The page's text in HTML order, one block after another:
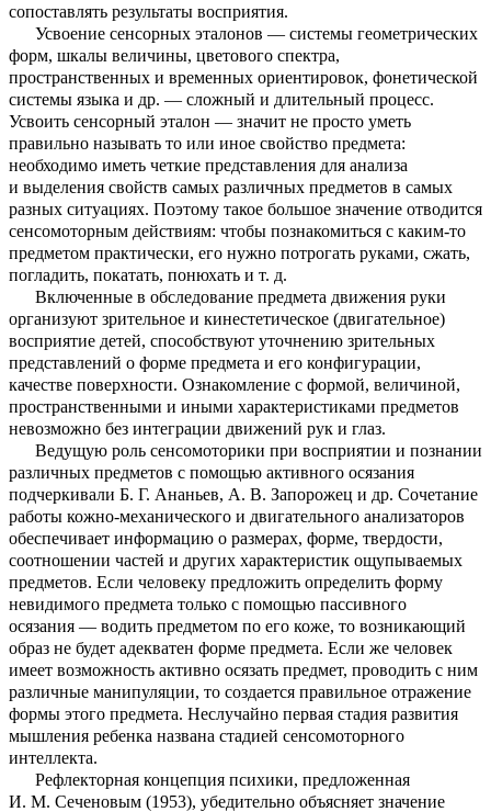
сопоставлять результаты восприятия.
Усвоение сенсорных эталонов — системы геометрических
форм, шкалы величины, цветового спектра,
пространственных и временных ориентировок, фонетической
системы языка и др. — сложный и длительный процесс.
Усвоить сенсорный эталон — значит не просто уметь
правильно называть то или иное свойство предмета:
необходимо иметь четкие представления для анализа
и выделения свойств самых различных предметов в самых
разных ситуациях. Поэтому такое большое значение отводится
сенсомоторным действиям: чтобы познакомиться с каким-то
предметом практически, его нужно потрогать руками, сжать,
погладить, покатать, понюхать и т. д.
Включенные в обследование предмета движения руки
организуют зрительное и кинестетическое (двигательное)
восприятие детей, способствуют уточнению зрительных
представлений о форме предмета и его конфигурации,
качестве поверхности. Ознакомление с формой, величиной,
пространственными и иными характеристиками предметов
невозможно без интеграции движений рук и глаз.
Ведущую роль сенсомоторики при восприятии и познании
различных предметов с помощью активного осязания
подчеркивали Б. Г. Ананьев, А. В. Запорожец и др. Сочетание
работы кожно-механического и двигательного анализаторов
обеспечивает информацию о размерах, форме, твердости,
соотношении частей и других характеристик ощупываемых
предметов. Если человеку предложить определить форму
невидимого предмета только с помощью пассивного
осязания — водить предметом по его коже, то возникающий
образ не будет адекватен форме предмета. Если же человек
имеет возможность активно осязать предмет, проводить с ним
различные манипуляции, то создается правильное отражение
формы этого предмета. Неслучайно первая стадия развития
мышления ребенка названа стадией сенсомоторного
интеллекта.
Рефлекторная концепция психики, предложенная
И. М. Сеченовым (1953), убедительно объясняет значение